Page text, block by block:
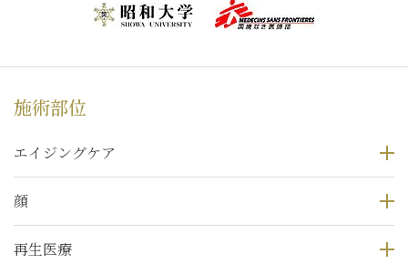
施術部位
エイジングケア
顔
再生医療